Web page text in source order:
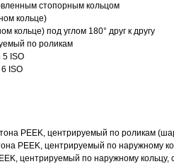
стопорным кольцом
кольце)
кольце) под углом 180° друг к другу
по роликам
5 ISO
ISO
PEEK, центрируемый по роликам
PEEK, центрируемый по наружному
центрируемый по наружному